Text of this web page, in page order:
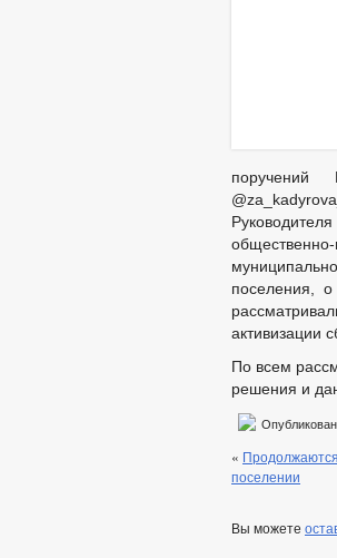
поселения,
активизации
По всем
решения и
«
поселении
Вы можете